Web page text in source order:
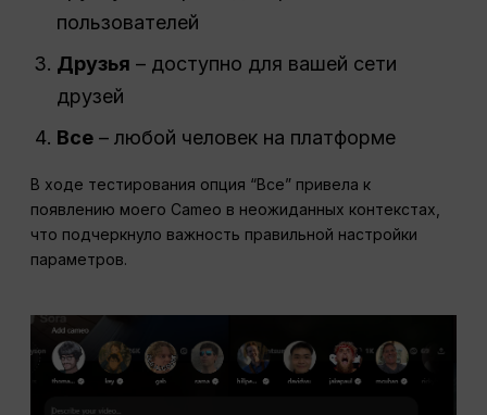
пользователей
Друзья – доступно для вашей сети
друзей
Все – любой человек на платформе
В ходе тестирования опция “Все” привела к
появлению моего Cameo в неожиданных контекстах,
что подчеркнуло важность правильной настройки
параметров.